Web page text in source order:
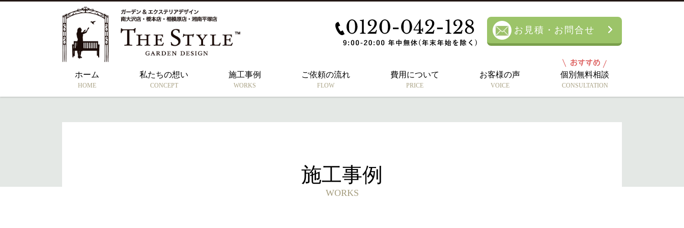
お見積・お問合せ
ホーム
HOME
私たちの想い
CONCEPT
施工事例
WORKS
ご依頼の流れ
FLOW
費用について
PRICE
お客様の声
VOICE
個別無料相談
CONSULTATION
施工事例
WORKS